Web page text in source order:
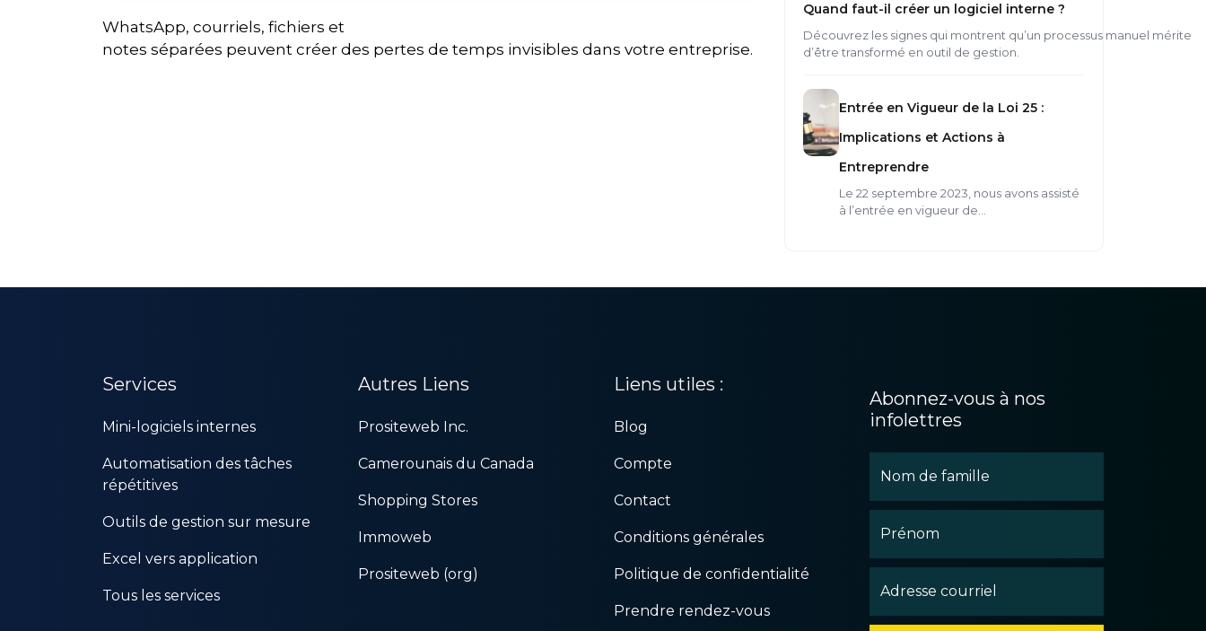
WhatsApp, courriels, fichiers et
notes séparées peuvent créer des pertes de temps invisibles dans votre entreprise.
Quand faut-il créer un logiciel interne ?
Découvrez les signes qui montrent qu’un processus manuel mérite
d’être transformé en outil de gestion.
Entrée en Vigueur de la Loi 25 :
Implications et Actions à
Entreprendre
Le 22 septembre 2023, nous avons assisté
à l’entrée en vigueur de…
Services
Mini-logiciels internes
Automatisation des tâches
répétitives
Outils de gestion sur mesure
Excel vers application
Tous les services
Autres Liens
Prositeweb Inc.
Camerounais du Canada
Shopping Stores
Immoweb
Prositeweb (org)
Liens utiles :
Blog
Compte
Contact
Conditions générales
Politique de confidentialité
Prendre rendez-vous
Abonnez-vous à nos
infolettres